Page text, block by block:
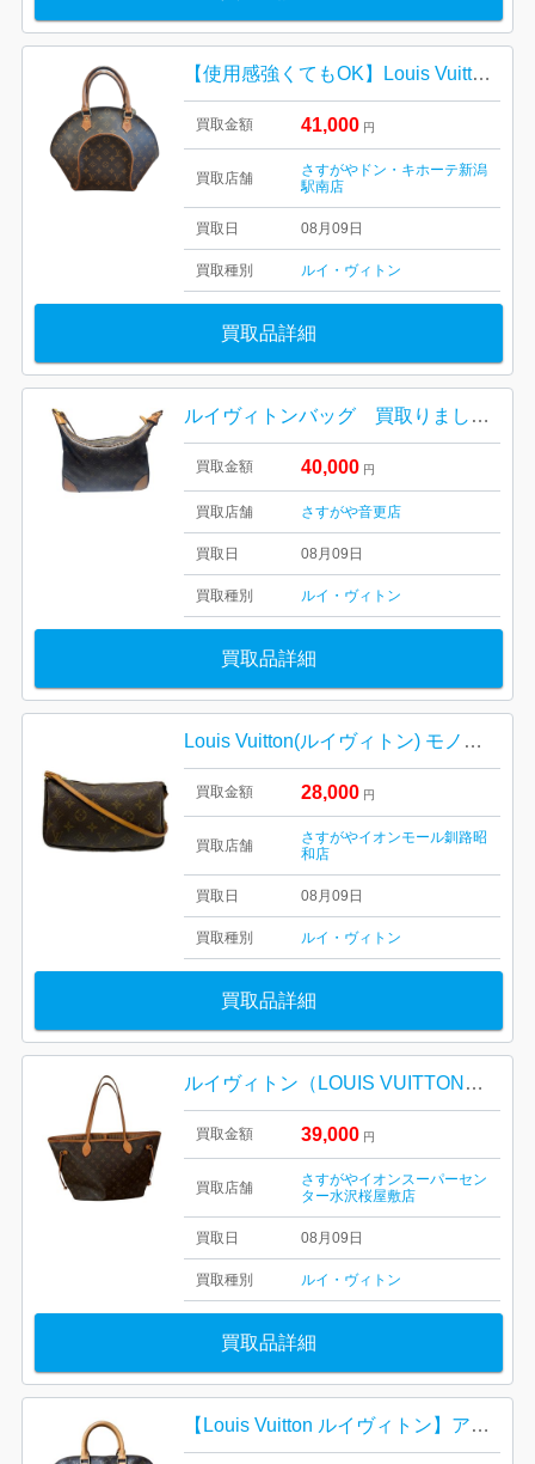
【使用感強くてもOK】Louis Vuitton モノグラム・エリプスMM
買取金額 41,000 円
買取店舗
さすがやドン・キホーテ新潟
駅南店
買取日 08月09日
買取種別 ルイ・ヴィトン
買取品詳細
ルイヴィトンバッグ 買取りました！さすがや音更店
買取金額 40,000 円
買取店舗 さすがや音更店
買取日 08月09日
買取種別 ルイ・ヴィトン
買取品詳細
Louis Vuitton(ルイヴィトン) モノグラム ポシェット・アクセソワール キャンバス
買取金額 28,000 円
買取店舗
さすがやイオンモール釧路昭
和店
買取日 08月09日
買取種別 ルイ・ヴィトン
買取品詳細
ルイヴィトン（LOUIS VUITTON）モノグラム ネヴァーフルMM
買取金額 39,000 円
買取店舗
さすがやイオンスーパーセン
ター水沢桜屋敷店
買取日 08月09日
買取種別 ルイ・ヴィトン
買取品詳細
【Louis Vuitton ルイヴィトン】アルマ・モノグラム・ミニバック・メンズ・レディース